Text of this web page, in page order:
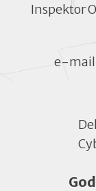
Inspektor
e-